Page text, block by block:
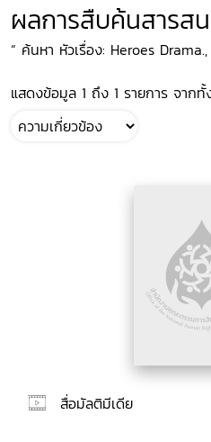
ผลการสืบค้นสารส
“ ค้นหา หัวเรื่อง: Heroes Drama.,
แสดงข้อมูล 1 ถึง 1 รายการ จากทั้
สื่อมัลติมีเดีย